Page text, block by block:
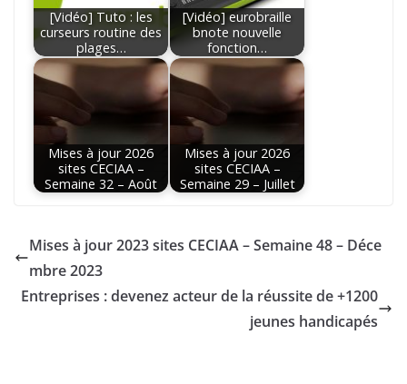
[Vidéo] Tuto : les
curseurs routine des
plages…
[Vidéo] eurobraille
bnote nouvelle
fonction…
Mises à jour 2026
sites CECIAA –
Semaine 32 – Août
Mises à jour 2026
sites CECIAA –
Semaine 29 – Juillet
Mises à jour 2023 sites CECIAA – Semaine 48 – Déce
mbre 2023
Entreprises : devenez acteur de la réussite de +1200
jeunes handicapés